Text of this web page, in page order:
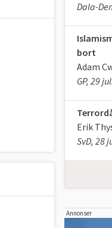
Dala-
bort
Adam
GP, 29
Erik
SvD, 28
Annonser